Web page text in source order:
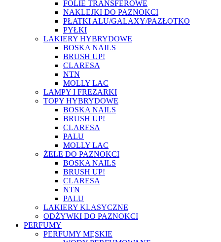
FOLIE TRANSFEROWE
NAKLEJKI DO PAZNOKCI
PŁATKI ALU/GALAXY/PAZŁOTKO
PYŁKI
LAKIERY HYBRYDOWE
BOSKA NAILS
BRUSH UP!
CLARESA
NTN
MOLLY LAC
LAMPY I FREZARKI
TOPY HYBRYDOWE
BOSKA NAILS
BRUSH UP!
CLARESA
PALU
MOLLY LAC
ŻELE DO PAZNOKCI
BOSKA NAILS
BRUSH UP!
CLARESA
NTN
PALU
LAKIERY KLASYCZNE
ODŻYWKI DO PAZNOKCI
PERFUMY
PERFUMY MĘSKIE